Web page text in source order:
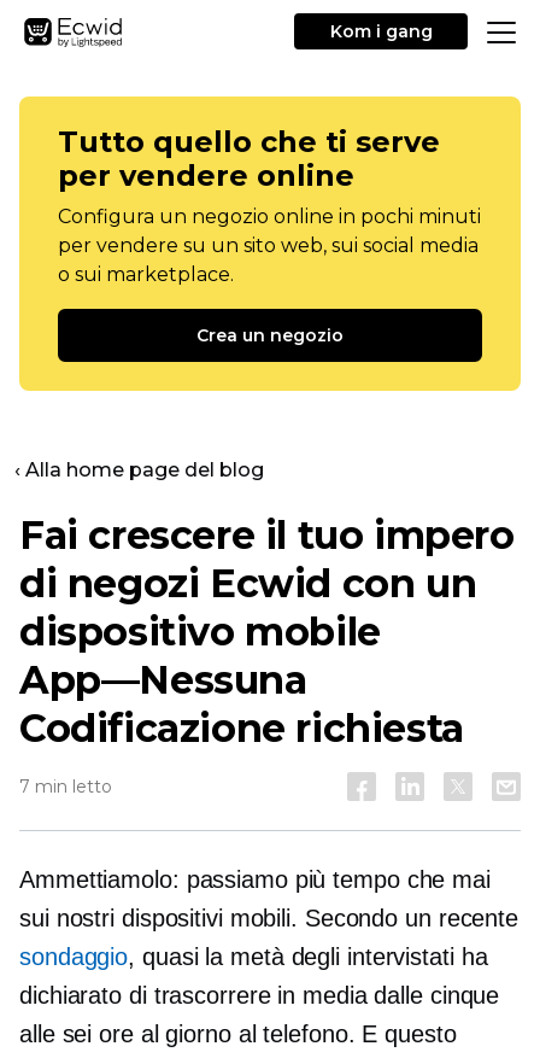
Kom i gang
Tutto quello che ti serve
per vendere online
Configura un negozio online in pochi minuti
per vendere su un sito web, sui social media
o sui marketplace.
Crea un negozio
‹ Alla home page del blog
Fai crescere il tuo impero
di negozi Ecwid con un
dispositivo mobile
App—Nessuna
Codificazione richiesta
7 min letto
Ammettiamolo: passiamo più tempo che mai
sui nostri dispositivi mobili. Secondo un recente
sondaggio, quasi la metà degli intervistati ha
dichiarato di trascorrere in media dalle cinque
alle sei ore al giorno al telefono. E questo